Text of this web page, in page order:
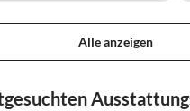
Alle anzeigen